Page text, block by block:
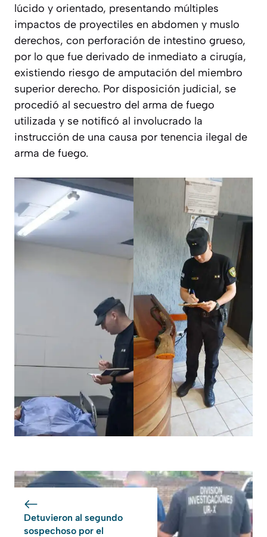
lúcido y orientado, presentando múltiples
impactos de proyectiles en abdomen y muslo
derechos, con perforación de intestino grueso,
por lo que fue derivado de inmediato a cirugía,
existiendo riesgo de amputación del miembro
superior derecho. Por disposición judicial, se
procedió al secuestro del arma de fuego
utilizada y se notificó al involucrado la
instrucción de una causa por tenencia ilegal de
arma de fuego.
Detuvieron al segundo
sospechoso por el